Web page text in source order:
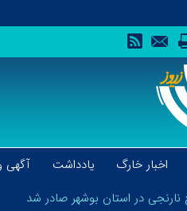
اخبار خارگ یادداشت آگهی
در استان بوشهر صادر شد